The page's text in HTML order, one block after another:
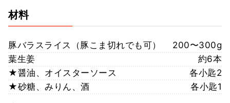
材料
豚バラスライス（豚こま切れでも可）
200〜300g
葉生姜
約6本
★醤油、オイスターソース
各小匙2
★砂糖、みりん、酒
各小匙1